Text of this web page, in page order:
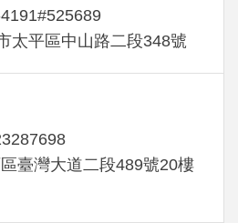
太平區中山路二段348號
臺灣大道二段489號20樓